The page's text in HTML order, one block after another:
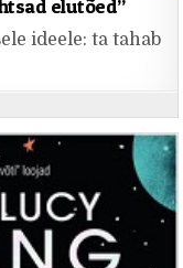
elutõed”
ideele: ta tahab